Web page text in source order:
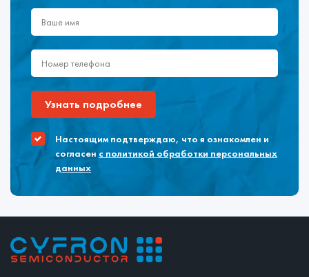
Узнать подробнее
Настоящим подтверждаю, что я ознакомлен и
согласен с политикой обработки персональных
данных